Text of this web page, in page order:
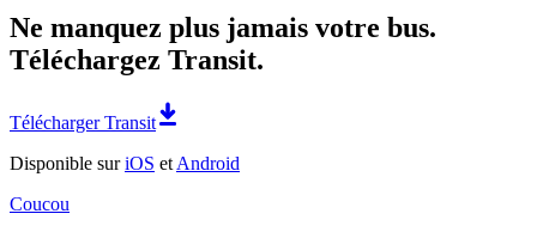
Ne manquez plus jamais votre bus.
Téléchargez Transit.
Télécharger Transit
Disponible suriOS et Android
Coucou